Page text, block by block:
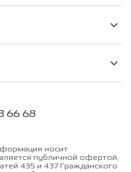
66 68
носит
публичной офертой,
435 и 437 Гражданского